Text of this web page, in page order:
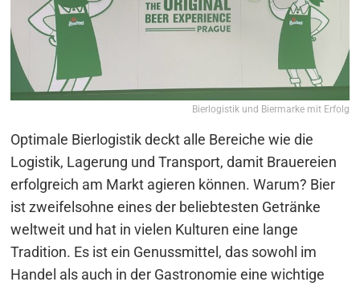
Bierlogistik und Biermarke mit Erfolg
Optimale Bierlogistik deckt alle Bereiche wie die
Logistik, Lagerung und Transport, damit Brauereien
erfolgreich am Markt agieren können. Warum? Bier
ist zweifelsohne eines der beliebtesten Getränke
weltweit und hat in vielen Kulturen eine lange
Tradition. Es ist ein Genussmittel, das sowohl im
Handel als auch in der Gastronomie eine wichtige